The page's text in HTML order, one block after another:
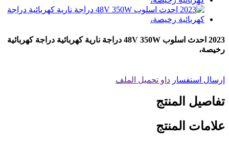
2023 احدث اسلوب 48V 350W دراجة نارية كهربائية دراجة كهربائية
رخيصة،
إرسال استفسار داو تحميل الملف
تفاصيل المنتج
علامات المنتج